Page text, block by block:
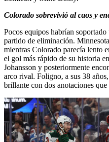
Colorado sobrevivió al caos y
Pocos equipos habrían
partido de eliminación.
mientras Colorado parecía lento
el gol más rápido de su historia
Johansson y posteriormente
arco rival. Foligno, a sus 38
brillante con dos anotaciones